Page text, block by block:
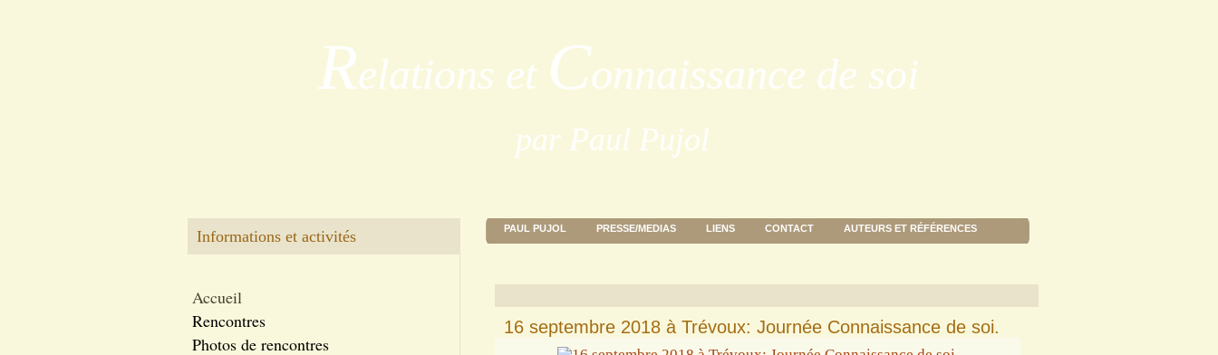
Relations et Connaissance de soi
par Paul Pujol
Informations et activités
Accueil
Rencontres
Photos de rencontres
PAUL PUJOL PRESSE/MEDIAS LIENS CONTACT AUTEURS ET RÉFÉRENCES
16 septembre 2018 à Trévoux: Journée Connaissance de soi.